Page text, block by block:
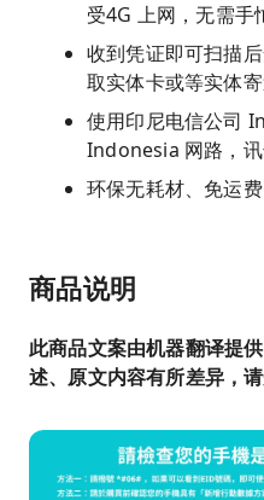
受4G 上网，无需手
收到凭证即可扫描
取实体卡或等实体
使用印尼电信公司
Indonesia 网路，
环保无耗材、免运
商品说明
此商品文案由机器翻译提
述、原文内容有所差异，请